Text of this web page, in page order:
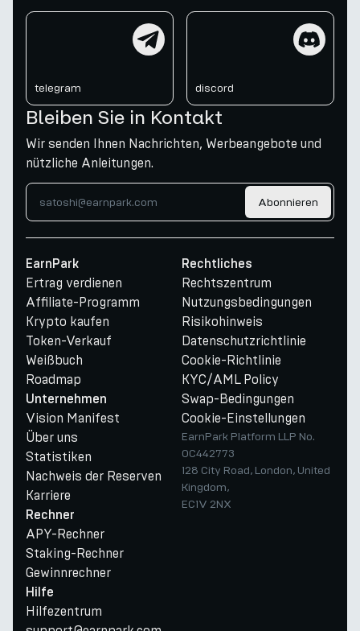
telegram discord
Bleiben Sie in Kontakt
Wir senden Ihnen Nachrichten, Werbeangebote und
nützliche Anleitungen.
Abonnieren
EarnPark
Ertrag verdienen
Affiliate-Programm
Krypto kaufen
Token-Verkauf
Weißbuch
Roadmap
Unternehmen
Vision Manifest
Über uns
Statistiken
Nachweis der Reserven
Karriere
Rechner
APY-Rechner
Staking-Rechner
Gewinnrechner
Hilfe
Hilfezentrum
Rechtliches
Rechtszentrum
Nutzungsbedingungen
Risikohinweis
Datenschutzrichtlinie
Cookie-Richtlinie
KYC/AML Policy
Swap-Bedingungen
Cookie-Einstellungen
EarnPark Platform LLP No.
OC442773
128 City Road, London, United
Kingdom,
EC1V 2NX